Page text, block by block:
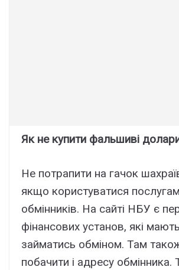
Як не купити фальшиві
Не потрапити на гачок
якщо користуватися
обмінників. На сайті НБУ є
фінансових установ, які
займатись обміном. Там
побачити і адресу